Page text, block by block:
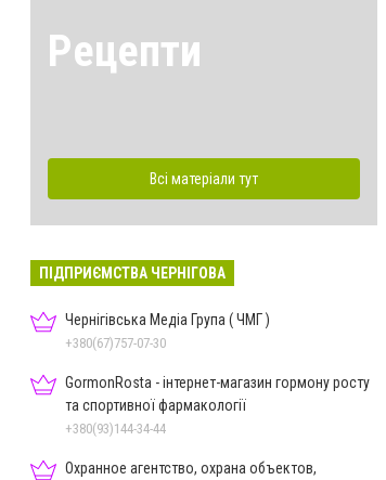
Рецепти
Всі матеріали тут
ПІДПРИЄМСТВА ЧЕРНІГОВА
Чернігівська Медіа Група ( ЧМГ )
+380(67)757-07-30
GormonRosta - інтернет-магазин гормону росту
та спортивної фармакології
+380(93)144-34-44
Охранное агентство, охрана объектов,